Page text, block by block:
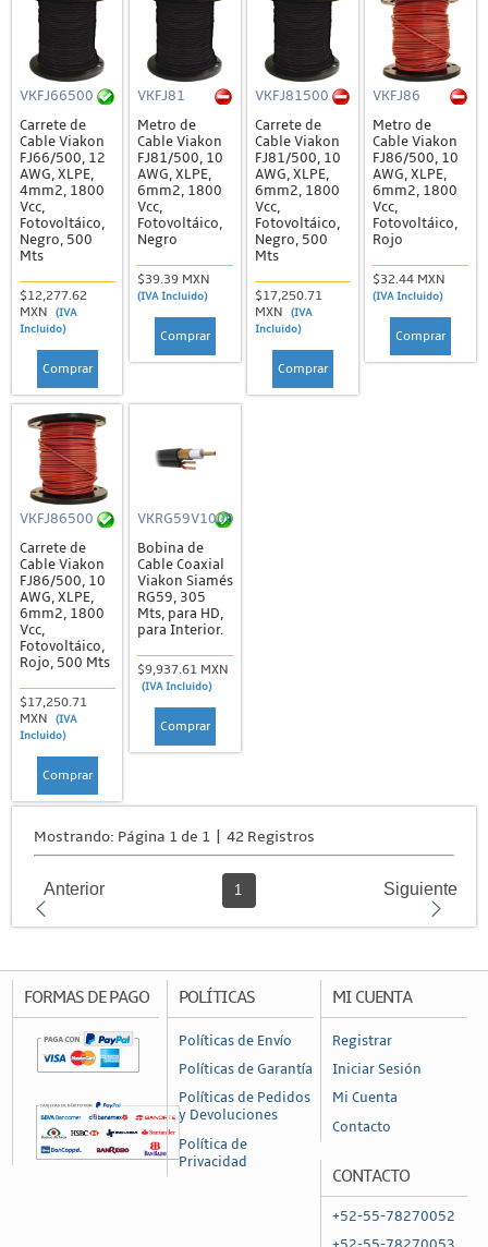
VKFJ66500
Carrete de
Cable Viakon
FJ66/500, 12
AWG, XLPE,
4mm2, 1800
Vcc,
Fotovoltáico,
Negro, 500
Mts
$12,277.62
MXN
(IVA
Incluido)
Comprar
VKFJ81
Metro de
Cable Viakon
FJ81/500, 10
AWG, XLPE,
6mm2, 1800
Vcc,
Fotovoltáico,
Negro
$39.39 MXN
(IVA Incluido)
Comprar
VKFJ81500
Carrete de
Cable Viakon
FJ81/500, 10
AWG, XLPE,
6mm2, 1800
Vcc,
Fotovoltáico,
Negro, 500
Mts
$17,250.71
MXN
(IVA
Incluido)
Comprar
VKFJ86
Metro de
Cable Viakon
FJ86/500, 10
AWG, XLPE,
6mm2, 1800
Vcc,
Fotovoltáico,
Rojo
$32.44 MXN
(IVA Incluido)
Comprar
VKFJ86500
Carrete de
Cable Viakon
FJ86/500, 10
AWG, XLPE,
6mm2, 1800
Vcc,
Fotovoltáico,
Rojo, 500 Mts
$17,250.71
MXN
(IVA
Incluido)
Comprar
VKRG59V1000
Bobina de
Cable Coaxial
Viakon Siamés
RG59, 305
Mts, para HD,
para Interior.
$9,937.61 MXN
(IVA Incluido)
Comprar
Mostrando: Página 1 de 1 | 42 Registros
Anterior 1 Siguiente
FORMAS DE PAGO POLÍTICAS
Políticas de Envío
Políticas de Garantía
Políticas de Pedidos
y Devoluciones
Política de
Privacidad
MI CUENTA
Registrar
Iniciar Sesión
Mi Cuenta
Contacto
CONTACTO
+52-55-78270052